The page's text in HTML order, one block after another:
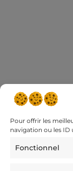
Pour offrir les
navigation ou les ID
Fonctionnel